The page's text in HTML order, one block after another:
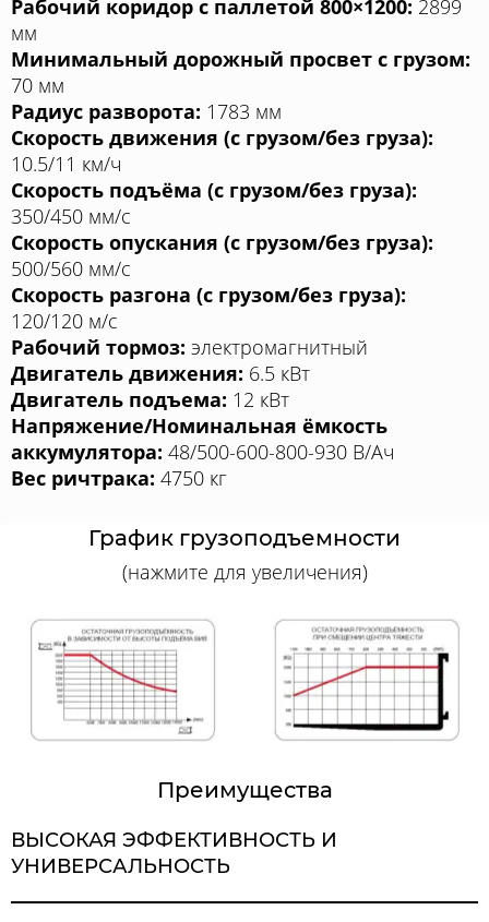
Рабочий коридор с паллетой 800×1200: 2899
мм
Минимальный дорожный просвет с грузом:
70 мм
Радиус разворота: 1783 мм
Скорость движения (с грузом/без груза):
10.5/11 км/ч
Скорость подъёма (с грузом/без груза):
350/450 мм/с
Скорость опускания (с грузом/без груза):
500/560 мм/с
Скорость разгона (с грузом/без груза):
120/120 м/с
Рабочий тормоз: электромагнитный
Двигатель движения: 6.5 кВт
Двигатель подъема: 12 кВт
Напряжение/Номинальная ёмкость
аккумулятора: 48/500-600-800-930 В/Ач
Вес ричтрака: 4750 кг
График грузоподъемности
(нажмите для увеличения)
Преимущества
ВЫСОКАЯ ЭФФЕКТИВНОСТЬ И
УНИВЕРСАЛЬНОСТЬ